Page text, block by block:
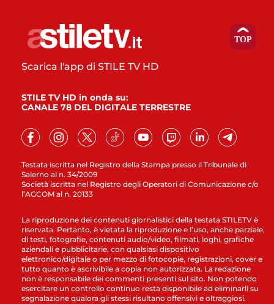
Testata iscritta nel Registro della Stampa presso il Tribunale di
Salerno al n. 34/2009
Società iscritta nel Registro degli Operatori di Comunicazione c/o
l’AGCOM al n. 20133
Scarica l'app di STILE TV HD
STILE TV HD in onda su:
CANALE 78 DEL DIGITALE TERRESTRE
La riproduzione dei contenuti giornalistici della testata STILETV è
riservata. Pertanto, è vietata la riproduzione e l’uso, anche parziale,
di testi, fotografie, contenuti audio/video, filmati, loghi, grafiche
aziendali e pubblicitarie, con qualsiasi dispositivo
elettronico/digitale o per mezzo di fotocopie, registrazioni, cover e
tutto quanto è ascrivibile a copia non autorizzata. La redazione
non è responsabile dei commenti presenti sul sito. Non potendo
esercitare un controllo continuo resta disponibile ad eliminarli su
segnalazione qualora gli stessi risultano offensivi e oltraggiosi.